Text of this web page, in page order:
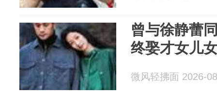
曾与徐静蕾
终娶才女儿
微风轻拂面 2026-